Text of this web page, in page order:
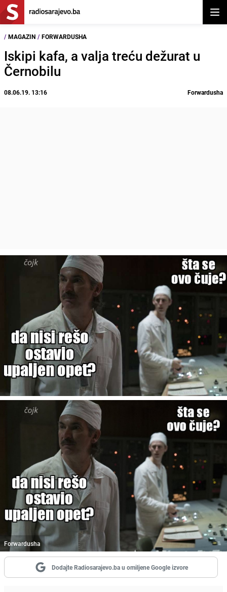
/ MAGAZIN / FORWARDUSHA
Iskipi kafa, a valja treću dežurat u
Černobilu
08.06.19. 13:16 Forwardusha
Forwardusha
Dodajte Radiosarajevo.ba u omiljene Google izvore